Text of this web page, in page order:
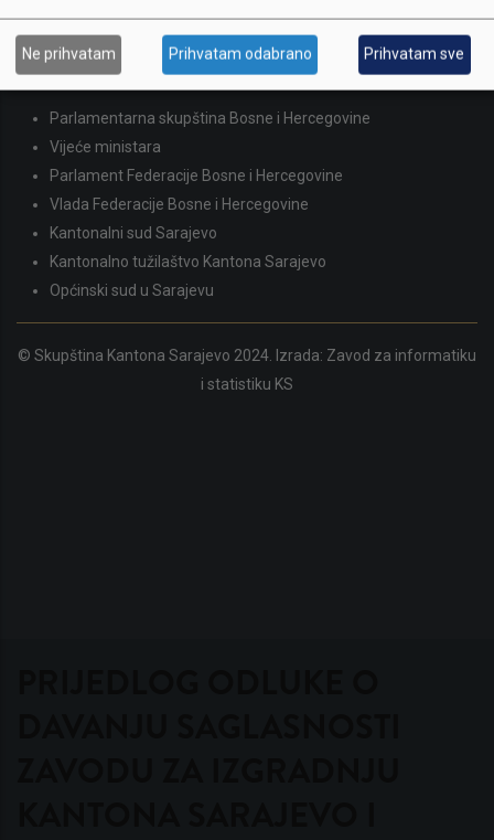
skupstina@skupstina.ks.gov.ba
LINKOVI
Parlamentarna skupština Bosne i Hercegovine
Vijeće ministara
Parlament Federacije Bosne i Hercegovine
Vlada Federacije Bosne i Hercegovine
Kantonalni sud Sarajevo
Kantonalno tužilaštvo Kantona Sarajevo
Općinski sud u Sarajevu
© Skupština Kantona Sarajevo 2024. Izrada: Zavod za informatiku
i statistiku KS
Ne prihvatam Prihvatam odabrano Prihvatam sve